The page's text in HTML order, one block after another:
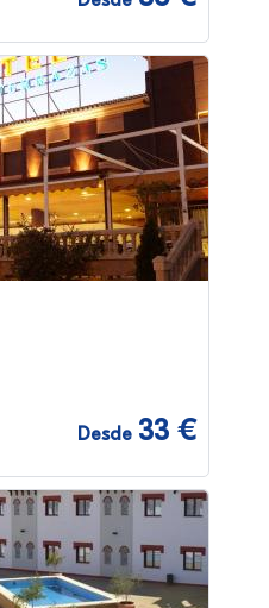
Desde 33 €